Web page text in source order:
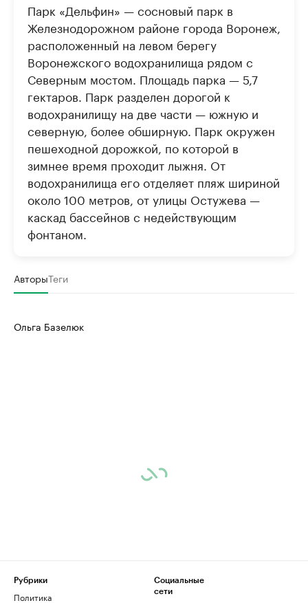
Парк «Дельфин» — сосновый парк в
Железнодорожном районе города Воронеж,
расположенный на левом берегу
Воронежского водохранилища рядом с
Северным мостом. Площадь парка — 5,7
гектаров. Парк разделен дорогой к
водохранилищу на две части — южную и
северную, более обширную. Парк окружен
пешеходной дорожкой, по которой в
зимнее время проходит лыжня. От
водохранилища его отделяет пляж шириной
около 100 метров, от улицы Остужева —
каскад бассейнов с недействующим
фонтаном.
АвторыТеги
Ольга Базелюк
Рубрики
Политика
Социальные
сети